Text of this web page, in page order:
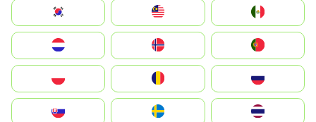
South Korea